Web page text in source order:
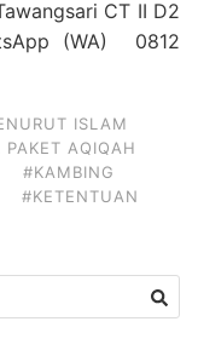
CT II D2
(WA) 0812
ISLAM
PAKET AQIQAH
#KAMBING
#KETENTUAN